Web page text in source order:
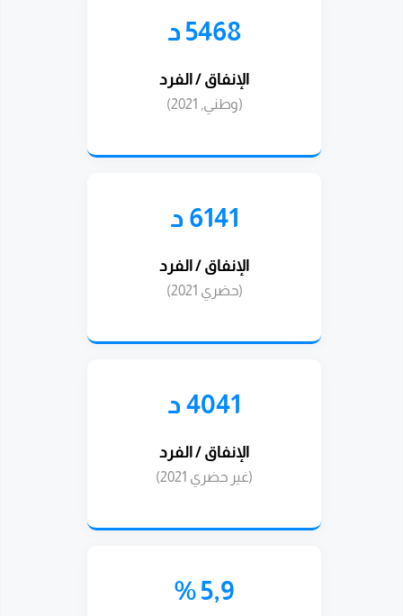
5468 د
الإنفاق / الفرد
(وطني, 2021)
6141 د
الإنفاق / الفرد
(حضري 2021)
4041 د
الإنفاق / الفرد
(غير حضري 2021)
5,9 %